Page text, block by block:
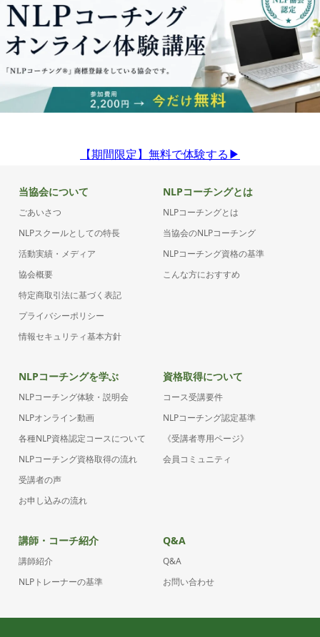
【期間限定】無料で体験する▶︎
当協会について
ごあいさつ
NLPスクールとしての特長
活動実績・メディア
協会概要
特定商取引法に基づく表記
プライバシーポリシー
情報セキュリティ基本方針
NLPコーチングとは
NLPコーチングとは
当協会のNLPコーチング
NLPコーチング資格の基準
こんな方におすすめ
NLPコーチングを学ぶ
NLPコーチング体験・説明会
NLPオンライン動画
各種NLP資格認定コースについて
NLPコーチング資格取得の流れ
受講者の声
お申し込みの流れ
資格取得について
コース受講要件
NLPコーチング認定基準
《受講者専用ページ》
会員コミュニティ
講師・コーチ紹介
講師紹介
NLPトレーナーの基準
Q&A
Q&A
お問い合わせ